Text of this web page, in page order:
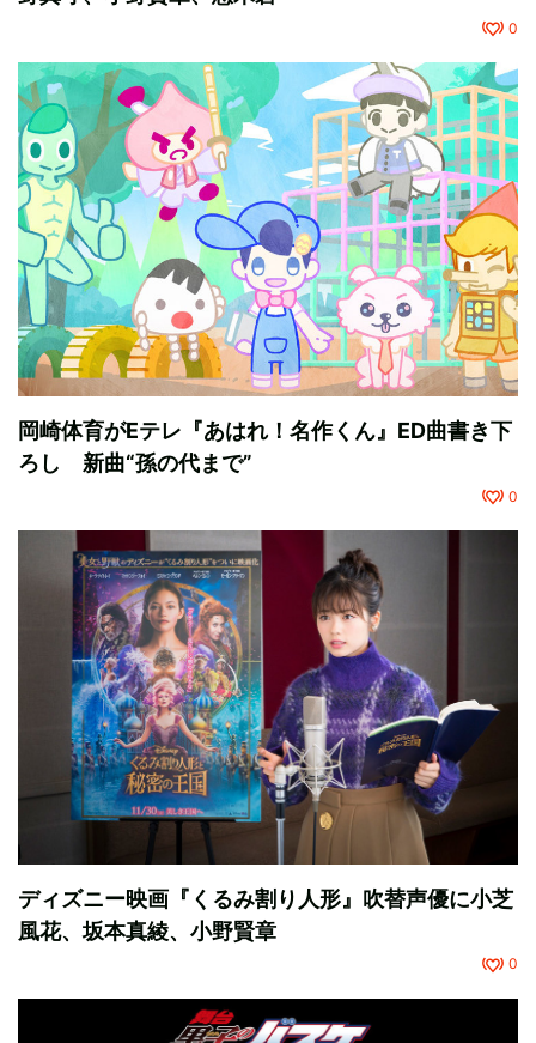
0
岡崎体育がEテレ『あはれ！名作くん』ED曲書き下
ろし 新曲“孫の代まで”
0
ディズニー映画『くるみ割り人形』吹替声優に小芝
風花、坂本真綾、小野賢章
0